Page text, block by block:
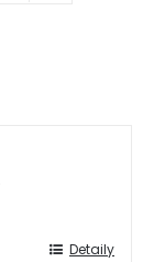
Detaily